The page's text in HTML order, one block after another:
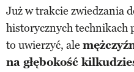
Już w trakcie zwiedzania
historycznych technikach
to uwierzyć, ale
na głębokość